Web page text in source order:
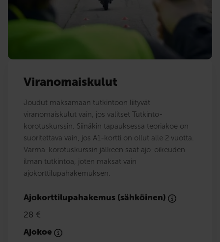
Viranomaiskulut
Joudut maksamaan tutkintoon liityvät
viranomaiskulut vain, jos valitset Tutkinto-
korotuskurssin. Siinäkin tapauksessa teoriakoe on
suoritettava vain, jos A1-kortti on ollut alle 2 vuotta.
Varma-korotuskurssin jälkeen saat ajo-oikeuden
ilman tutkintoa, joten maksat vain
ajokorttilupahakemuksen.
Ajokorttilupahakemus (sähköinen)
28 €
Ajokoe